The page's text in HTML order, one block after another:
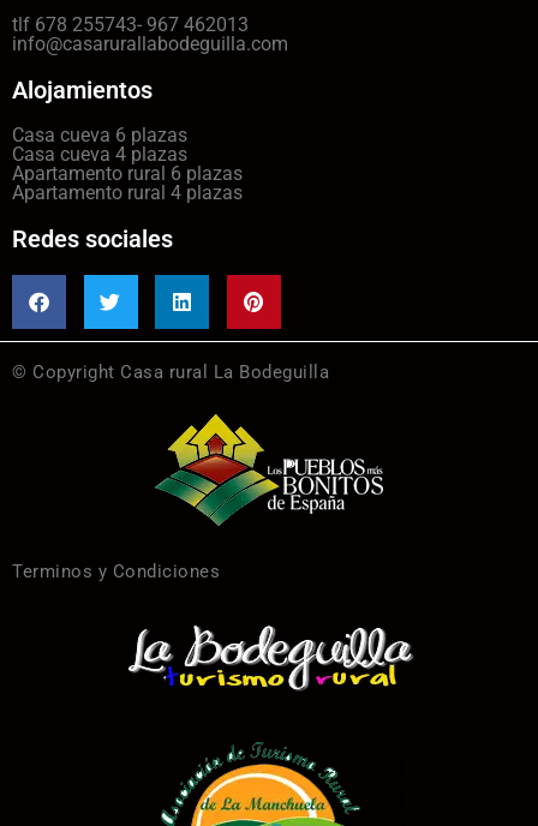
tlf 678 255743- 967 462013
info@casarurallabodeguilla.com
Alojamientos
Casa cueva 6 plazas
Casa cueva 4 plazas
Apartamento rural 6 plazas
Apartamento rural 4 plazas
Redes sociales
© Copyright Casa rural La Bodeguilla
Terminos y Condiciones